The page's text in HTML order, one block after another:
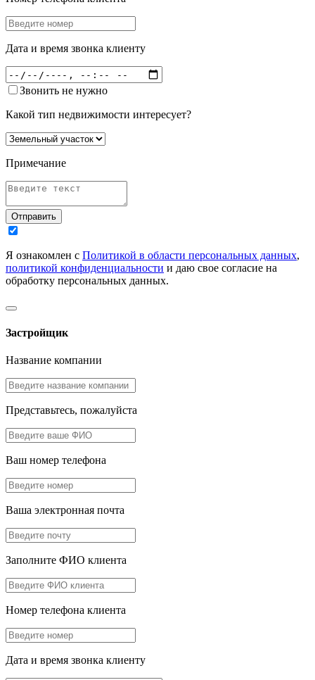
Дата и время звонка клиенту
Звонить не нужно
Какой тип недвижимости интересует?
Примечание
Отправить
Я ознакомлен с Политикой в области персональных данных,
политикой конфиденциальности и даю свое согласие на
обработку персональных данных.
Застройщик
Название компании
Представьтесь, пожалуйста
Ваш номер телефона
Ваша электронная почта
Заполните ФИО клиента
Номер телефона клиента
Дата и время звонка клиенту